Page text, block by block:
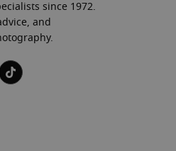
since 1972.
and